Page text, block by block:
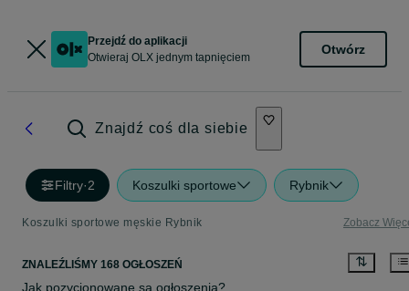
Przejdź do aplikacji
Otwieraj OLX jednym tapnięciem
Otwórz
Znajdź coś dla siebie
Filtry·2 Koszulki sportowe Rybnik
Koszulki sportowe męskie Rybnik Zobacz
ZNALEŹLIŚMY 168 OGŁOSZEŃ
Jak pozycjonowane są ogłoszenia?